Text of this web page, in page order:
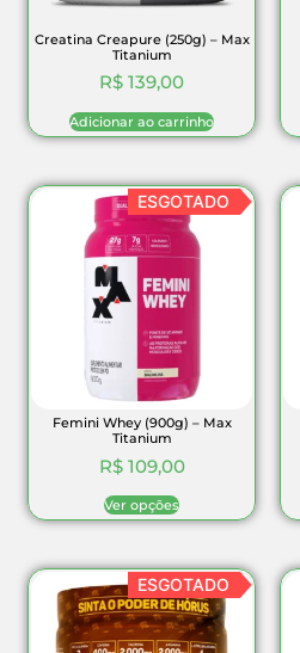
Creatina Creapure (250g) – Max
Titanium
R$ 139,00
Adicionar ao carrinho
ESGOTADO
Femini Whey (900g) – Max
Titanium
R$109,00
Ver opções
ESGOTADO